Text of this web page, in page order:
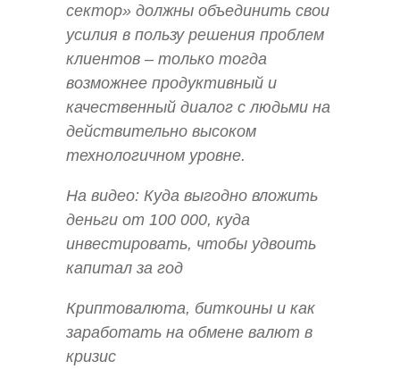
сектор» должны объединить свои
усилия в пользу решения проблем
клиентов – только тогда
возможнее продуктивный и
качественный диалог с людьми на
действительно высоком
технологичном уровне.
На видео: Куда выгодно вложить
деньги от 100 000, куда
инвестировать, чтобы удвоить
капитал за год
Криптовалюта, биткоины и как
заработать на обмене валют в
кризис